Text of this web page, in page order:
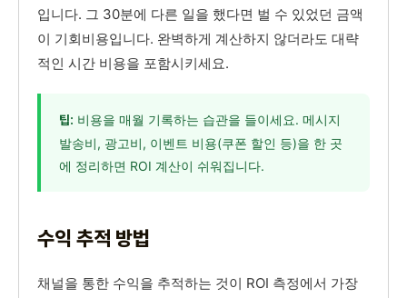
입니다. 그 30분에 다른 일을 했다면 벌 수 있었던 금액
이 기회비용입니다. 완벽하게 계산하지 않더라도 대략
적인 시간 비용을 포함시키세요.
팁: 비용을 매월 기록하는 습관을 들이세요. 메시지
발송비, 광고비, 이벤트 비용(쿠폰 할인 등)을 한 곳
에 정리하면 ROI 계산이 쉬워집니다.
수익 추적 방법
채널을 통한 수익을 추적하는 것이 ROI 측정에서 가장